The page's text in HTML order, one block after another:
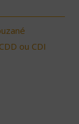
ou CDI